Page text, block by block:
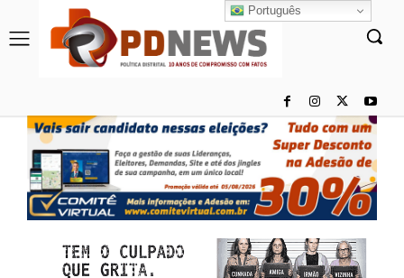
Português